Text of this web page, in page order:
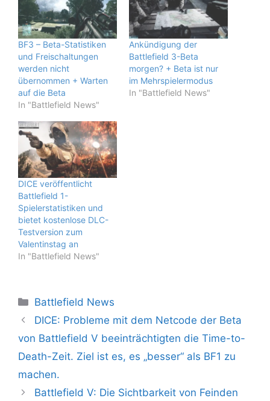
BF3 – Beta-Statistiken
und Freischaltungen
werden nicht
übernommen + Warten
auf die Beta
In "Battlefield News"
Ankündigung der
Battlefield 3-Beta
morgen? + Beta ist nur
im Mehrspielermodus
In "Battlefield News"
DICE veröffentlicht
Battlefield 1-
Spielerstatistiken und
bietet kostenlose DLC-
Testversion zum
Valentinstag an
In "Battlefield News"
Kategorien
Battlefield News
DICE: Probleme mit dem Netcode der Beta
von Battlefield V beeinträchtigten die Time-to-
Death-Zeit. Ziel ist es, es „besser“ als BF1 zu
machen.
Battlefield V: Die Sichtbarkeit von Feinden